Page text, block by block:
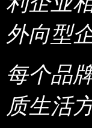
外向型
每个品
质生活